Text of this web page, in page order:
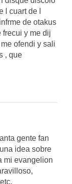
l cuart de l
de otakus
frecui y me dij
ofendi y sali
, que
gente fan
idea sobre
mi evangelion